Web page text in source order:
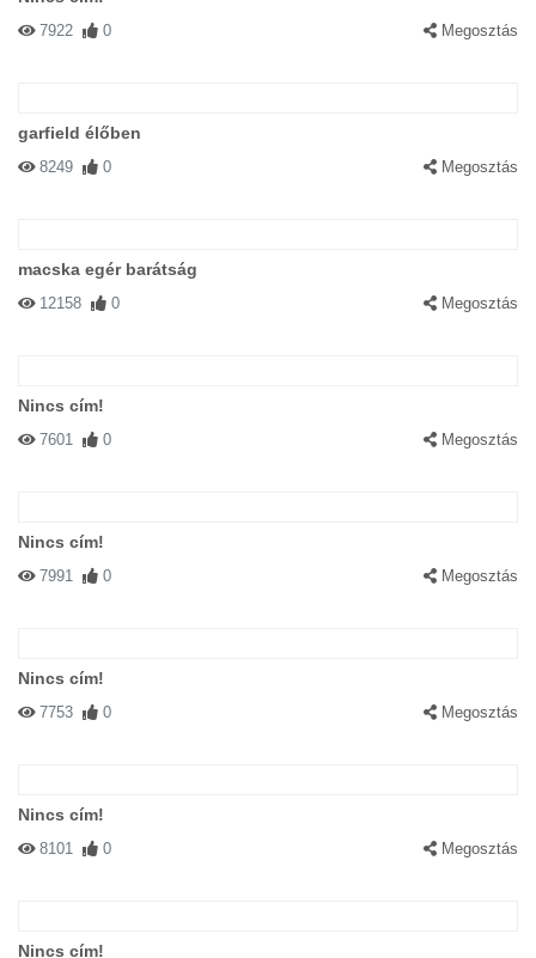
7922 0 Megosztás
garfield élőben
8249 0 Megosztás
macska egér barátság
12158 0 Megosztás
Nincs cím!
7601 0 Megosztás
Nincs cím!
7991 0 Megosztás
Nincs cím!
7753 0 Megosztás
Nincs cím!
8101 0 Megosztás
Nincs cím!